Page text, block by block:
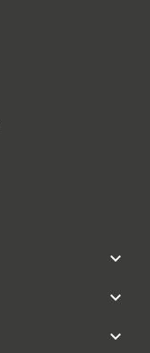
keyboard_arrow_down
keyboard_arrow_down
keyboard_arrow_down